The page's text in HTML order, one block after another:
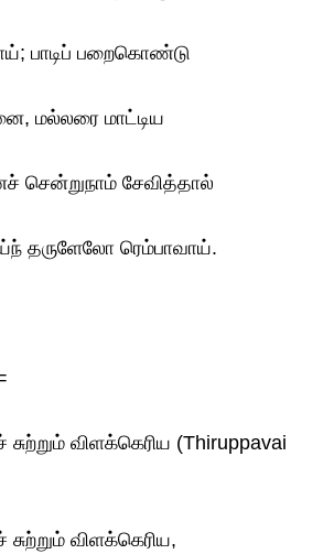
பாடிப் பறைகொண்டு
மல்லரை மாட்டிய
சென்றுநாம் சேவித்தால்
தருளேலோ ரெம்பாவாய்.
விளக்கெரிய (Thiruppavai
விளக்கெரிய,